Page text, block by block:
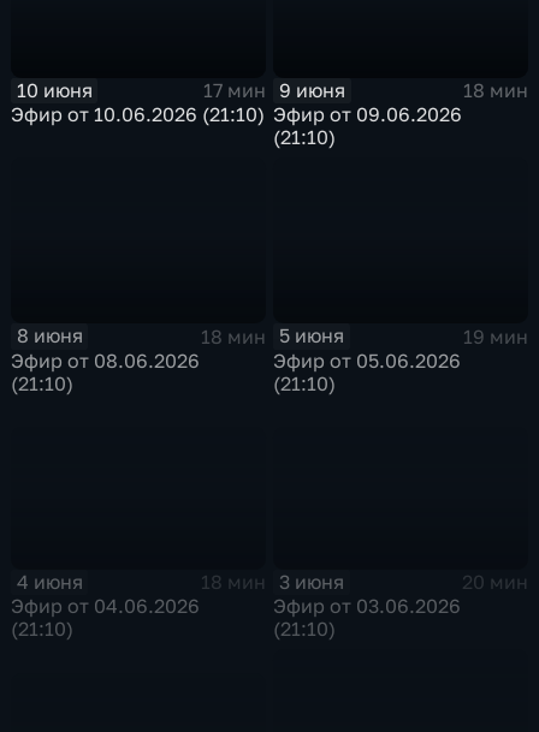
10 июня
17 мин
Эфир от 10.06.2026 (21:10)
9 июня
18 мин
Эфир от 09.06.2026
(21:10)
8 июня
18 мин
Эфир от 08.06.2026
(21:10)
5 июня
19 мин
Эфир от 05.06.2026
(21:10)
4 июня
18 мин
Эфир от 04.06.2026
(21:10)
3 июня
20 мин
Эфир от 03.06.2026
(21:10)